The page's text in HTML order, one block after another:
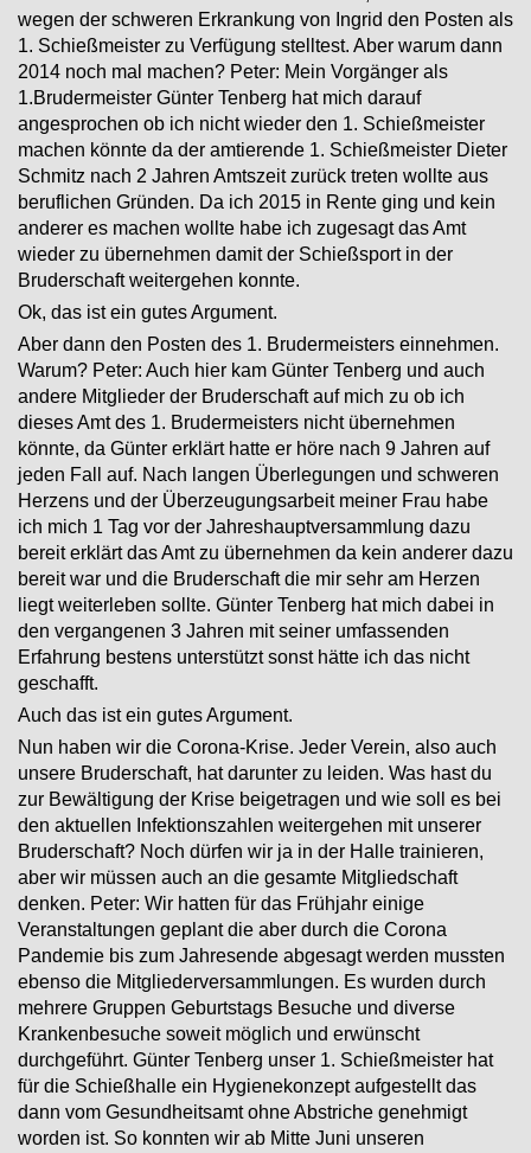
wegen der schweren Erkrankung von Ingrid den Posten als
1. Schießmeister zu Verfügung stelltest. Aber warum dann
2014 noch mal machen? Peter: Mein Vorgänger als
1.Brudermeister Günter Tenberg hat mich darauf
angesprochen ob ich nicht wieder den 1. Schießmeister
machen könnte da der amtierende 1. Schießmeister Dieter
Schmitz nach 2 Jahren Amtszeit zurück treten wollte aus
beruflichen Gründen. Da ich 2015 in Rente ging und kein
anderer es machen wollte habe ich zugesagt das Amt
wieder zu übernehmen damit der Schießsport in der
Bruderschaft weitergehen konnte.
Ok, das ist ein gutes Argument.
Aber dann den Posten des 1. Brudermeisters einnehmen.
Warum? Peter: Auch hier kam Günter Tenberg und auch
andere Mitglieder der Bruderschaft auf mich zu ob ich
dieses Amt des 1. Brudermeisters nicht übernehmen
könnte, da Günter erklärt hatte er höre nach 9 Jahren auf
jeden Fall auf. Nach langen Überlegungen und schweren
Herzens und der Überzeugungsarbeit meiner Frau habe
ich mich 1 Tag vor der Jahreshauptversammlung dazu
bereit erklärt das Amt zu übernehmen da kein anderer dazu
bereit war und die Bruderschaft die mir sehr am Herzen
liegt weiterleben sollte. Günter Tenberg hat mich dabei in
den vergangenen 3 Jahren mit seiner umfassenden
Erfahrung bestens unterstützt sonst hätte ich das nicht
geschafft.
Auch das ist ein gutes Argument.
Nun haben wir die Corona-Krise. Jeder Verein, also auch
unsere Bruderschaft, hat darunter zu leiden. Was hast du
zur Bewältigung der Krise beigetragen und wie soll es bei
den aktuellen Infektionszahlen weitergehen mit unserer
Bruderschaft? Noch dürfen wir ja in der Halle trainieren,
aber wir müssen auch an die gesamte Mitgliedschaft
denken. Peter: Wir hatten für das Frühjahr einige
Veranstaltungen geplant die aber durch die Corona
Pandemie bis zum Jahresende abgesagt werden mussten
ebenso die Mitgliederversammlungen. Es wurden durch
mehrere Gruppen Geburtstags Besuche und diverse
Krankenbesuche soweit möglich und erwünscht
durchgeführt. Günter Tenberg unser 1. Schießmeister hat
für die Schießhalle ein Hygienekonzept aufgestellt das
dann vom Gesundheitsamt ohne Abstriche genehmigt
worden ist. So konnten wir ab Mitte Juni unseren